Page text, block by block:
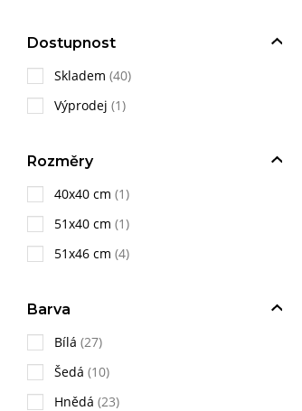
Dostupnost
Skladem (40)
Výprodej (1)
Rozměry
40x40 cm (1)
51x40 cm (1)
51x46 cm (4)
Barva
Bílá (27)
Šedá (10)
Hnědá (23)